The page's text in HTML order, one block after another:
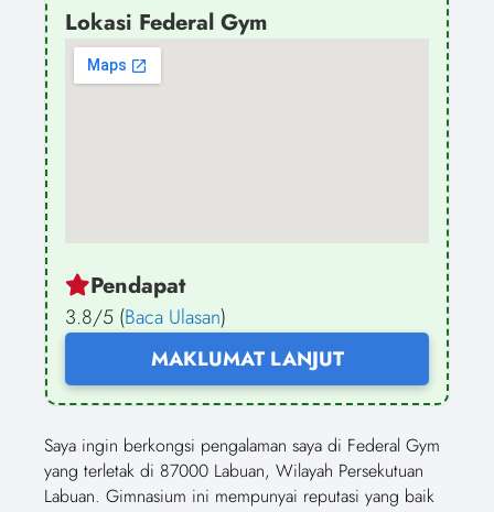
Lokasi Federal Gym
Pendapat
3.8/5 (Baca Ulasan)
MAKLUMAT LANJUT
Saya ingin berkongsi pengalaman saya di Federal Gym
yang terletak di 87000 Labuan, Wilayah Persekutuan
Labuan. Gimnasium ini mempunyai reputasi yang baik